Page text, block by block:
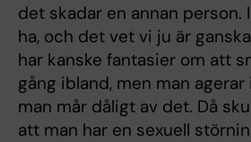
det skadar en annan person.
ha, och det vet vi ju är
har kanske fantasier om att
gång ibland, men man
man mår dåligt av det. Då
att man har en sexuell